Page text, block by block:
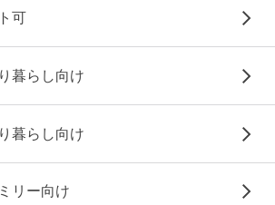
可
暮らし向け
暮らし向け
リー向け